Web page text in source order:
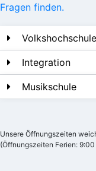
Fragen finden.
Volkshochschule
Integration
Musikschule
Unsere Öffnungszeiten
(Öffnungszeiten Ferien: 9:00